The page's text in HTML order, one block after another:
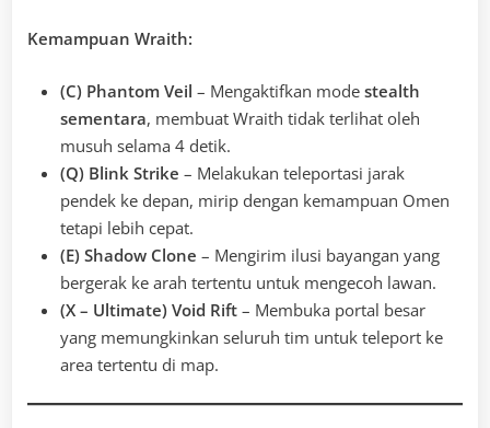
Kemampuan Wraith:
(C) Phantom Veil – Mengaktifkan mode stealth
sementara, membuat Wraith tidak terlihat oleh
musuh selama 4 detik.
(Q) Blink Strike – Melakukan teleportasi jarak
pendek ke depan, mirip dengan kemampuan Omen
tetapi lebih cepat.
(E) Shadow Clone – Mengirim ilusi bayangan yang
bergerak ke arah tertentu untuk mengecoh lawan.
(X – Ultimate) Void Rift – Membuka portal besar
yang memungkinkan seluruh tim untuk teleport ke
area tertentu di map.